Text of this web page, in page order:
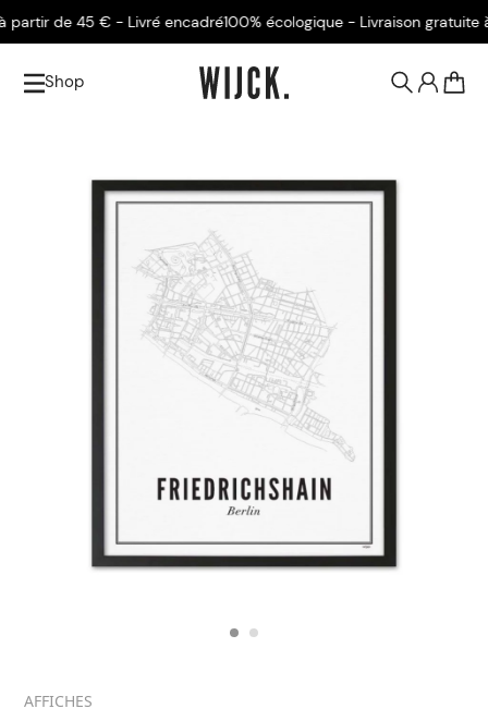
de 45 € - Livré encadré100% écologique - Livraison gratuite à
Shop
AFFICHES